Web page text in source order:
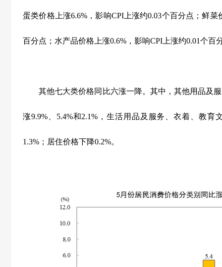
蛋类价格上涨6.6% ，影响CPI上涨约0.03个百分点；鲜菜
百分点；水产品价格上涨0.6% ，影响CPI 上涨约0.01个百
其他七大类价格同比六涨一降。其中，其他用品及服
涨9.9%、 5.4%和2.1% ，生活用品及服务、衣着、教育
1.3% ；居住价格下降0.2%。